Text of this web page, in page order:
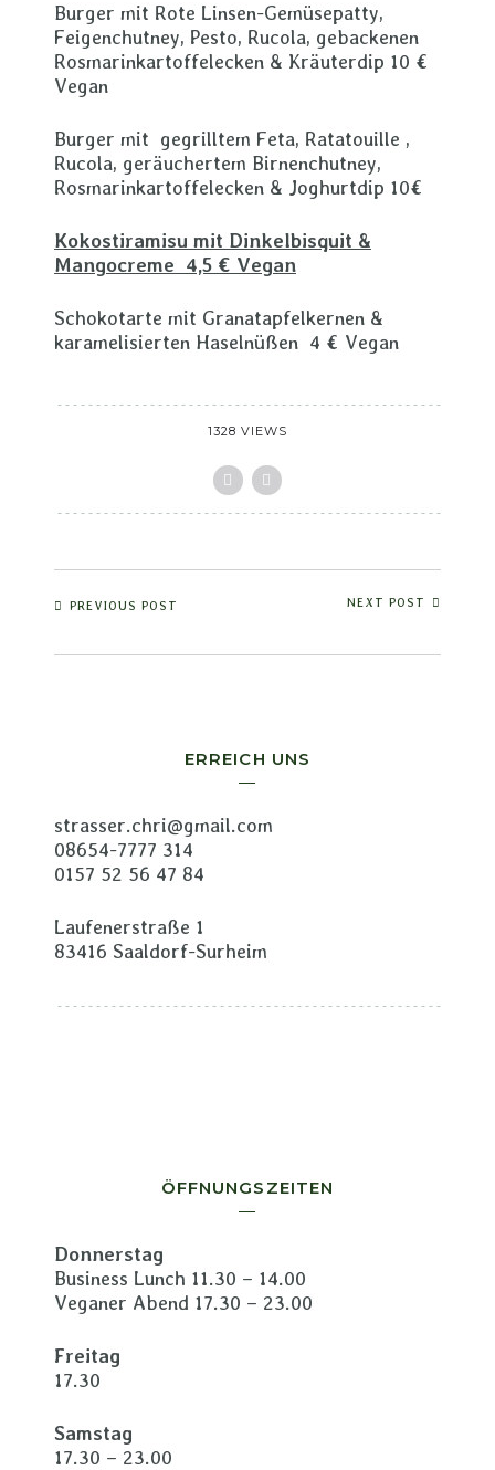
Burger mit Rote Linsen-Gemüsepatty,
Feigenchutney, Pesto, Rucola, gebackenen
Rosmarinkartoffelecken & Kräuterdip 10 €
Vegan
Burger mit gegrilltem Feta, Ratatouille ,
Rucola, geräuchertem Birnenchutney,
Rosmarinkartoffelecken & Joghurtdip 10€
Kokostiramisu mit Dinkelbisquit &
Mangocreme 4,5 € Vegan
Schokotarte mit Granatapfelkernen &
karamelisierten Haselnüßen 4 € Vegan
1328 VIEWS
PREVIOUS POST NEXT POST
ERREICH UNS
strasser.chri@gmail.com
08654-7777 314
0157 52 56 47 84
Laufenerstraße 1
83416 Saaldorf-Surheim
ÖFFNUNGSZEITEN
Donnerstag
Business Lunch 11.30 – 14.00
Veganer Abend 17.30 – 23.00
Freitag
17.30
Samstag
17.30 – 23.00